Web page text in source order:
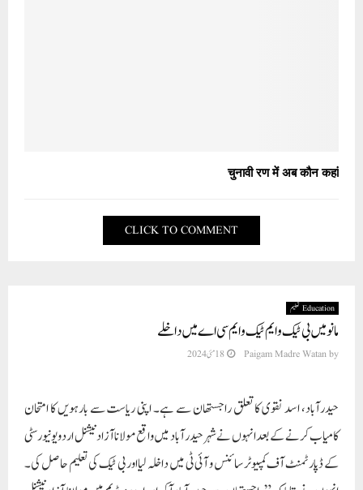
चुनावी रण में अब कौन कहां
CLICK TO COMMENT
Education تعلیم
مانو میں بی ٹیک و ایم ٹیک و ایم سی اے میں داخلے
by
Paigam Madre Watan 18 مئی 2024
حیدرآباد، اسد نقوی کا تعلق راجستھان سے ہے۔ اپنی ریاست سے بارہویں کا امتحان
کامیاب کرنے کے بعد انہوں نے شہر حیدرآباد میں واقع مولانا آزاد نیشنل اردو یونیورسٹی
کے ڈپارٹمنٹ آف کمپیوٹر سائنس و آئی ٹی میں داخلہ لیا اور بی ٹیک کی تعلیم حاصل کی۔